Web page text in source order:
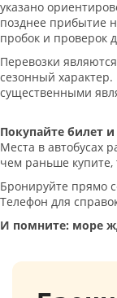
указано
позднее прибытие
пробок и проверок
Перевозки
сезонный
существенными
Покупайте билет
Места в автобусах
чем раньше
Бронируйте прямо
Телефон для
И помните: море